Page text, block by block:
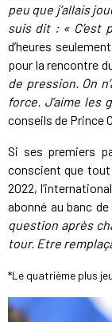
peu que j’allais
suis dit : « C’est
d’heures
pour la rencontre
de pression. On
force. J’aime les
conseils de Prince
Si ses premiers
conscient que tout
2022,
abonné au banc
question après
tour. Etre
*Le quatrième plus